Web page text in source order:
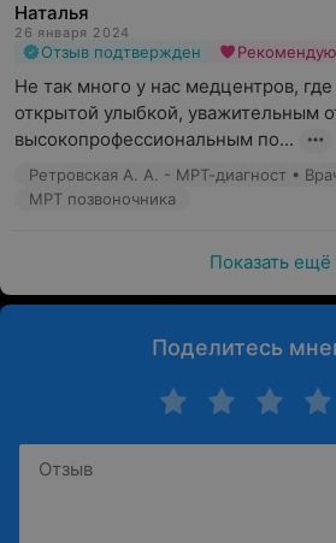
Наталья
26 января 2024
Отзыв подтвержден Рекомендую
Не так много у нас медцентров, где
открытой улыбкой, уважительным
высокопрофессиональным по...
МРТ позвоночника
Показать ещё
Поделитесь